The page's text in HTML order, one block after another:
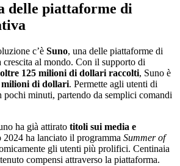
delle piattaforme di
c’è Suno, una delle piattaforme di
al mondo. Con il supporto di
oltre 125 milioni di dollari raccolti, Suno è
milioni di dollari. Permette agli utenti di
pochi minuti, partendo da semplici comandi
ha già attirato titoli sui media e
ha lanciato il programma Summer of
gli utenti più prolifici. Centinaia
compensi attraverso la piattaforma.